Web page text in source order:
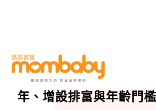
HOME 親子 理財補助
新青安2.0即將上路！
年、增設排富與年齡門檻